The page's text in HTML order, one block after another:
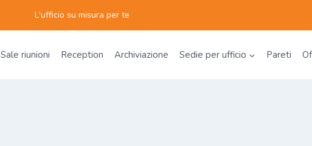
L'ufficio su misura per te
Sale riunioni Reception Archiviazione Sedie per ufficio Pareti